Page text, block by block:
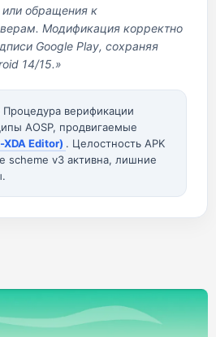
или обращения к
Модификация корректно
Google Play, сохраняя
14/15.»
Процедура верификации
AOSP, продвигаемые
Editor) . Целостность APK
scheme v3 активна, лишние